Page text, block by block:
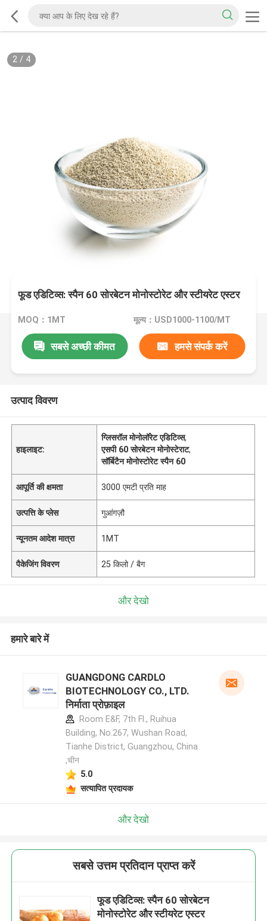
2/ 4
फूड एडिटिव्स: स्पैन 60 सोरबेटन मोनोस्टोरेट और स्टीयरेट एस्टर
MOQ：1MT मूल्य：USD1000-1100/MT
सबसे अच्छी कीमत हमसे संपर्क करें
उत्पाद विवरण
हाइलाइट:
ग्लिसरॉल मोनोलॉरेट एडिटिव्स,
एसपी 60 सोरबेटन मोनोस्टेराट,
सॉर्बिटैन मोनोस्टोरेट स्पैन 60
आपूर्ति की क्षमता 3000 एमटी प्रति माह
उत्पत्ति के प्लेस गुआंगज़ौ
न्यूनतम आदेश मात्रा 1MT
पैकेजिंग विवरण 25 किलो / बैग
और देखो
हमारे बारे में
GUANGDONG CARDLO
BIOTECHNOLOGY CO., LTD.
निर्माता प्रोफ़ाइल
Room E&F, 7th Fl., Ruihua
Building, No.267, Wushan Road,
Tianhe District, Guangzhou, China
,चीन
5.0
सत्यापित प्रदायक
और देखो
सबसे उत्तम प्रतिदान प्राप्त करें
फूड एडिटिव्स: स्पैन 60 सोरबेटन
मोनोस्टोरेट और स्टीयरेट एस्टर